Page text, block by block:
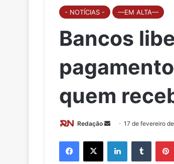
- NOTÍCIAS - —EM ALTA—
Bancos
quem
Redação
d
17 de fevereiro